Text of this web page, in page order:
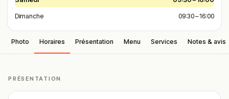
Dimanche 09:30 – 16:00
Photo Horaires Présentation Menu Services Notes & avis
PRÉSENTATION